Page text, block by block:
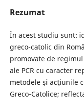
Rezumat
În acest studiu sunt:
greco-catolic din
promovate de
ale PCR cu caracter
metodele şi acţiunile
Greco-Catolice;